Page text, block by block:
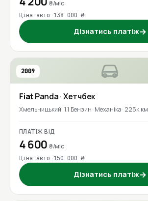
₴/міс
Ціна авто 138 000 ₴
Дізнатись платіж→
2009
FiatPanda· Хетчбек
Хмельницький 1.1 Бензин Механіка 225к км
ПЛАТІЖ ВІД
4 600₴/міс
Ціна авто 150 000 ₴
Дізнатись платіж→